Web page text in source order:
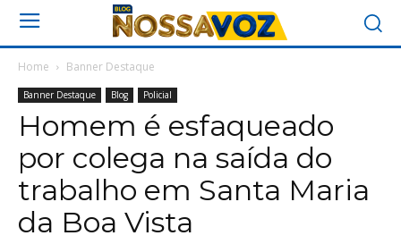
Home Banner Destaque
Banner Destaque Blog Policial
Homem é esfaqueado
por colega na saída do
trabalho em Santa Maria
da Boa Vista